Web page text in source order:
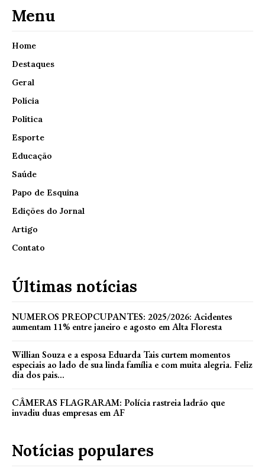
Menu
Home
Destaques
Geral
Polícia
Política
Esporte
Educação
Saúde
Papo de Esquina
Edições do Jornal
Artigo
Contato
Últimas notícias
NUMEROS PREOPCUPANTES: 2025/2026: Acidentes
aumentam 11% entre janeiro e agosto em Alta Floresta
Willian Souza e a esposa Eduarda Tais curtem momentos
especiais ao lado de sua linda família e com muita alegria. Feliz
dia dos pais...
CÂMERAS FLAGRARAM: Polícia rastreia ladrão que
invadiu duas empresas em AF
Notícias populares